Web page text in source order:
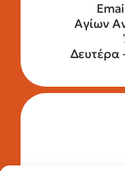
Αγίων
Δευτέρα